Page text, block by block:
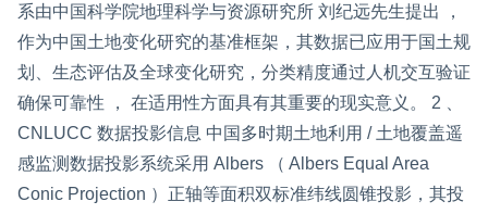
系由中国科学院地理科学与资源研究所 刘纪远先生提出 ，
作为中国土地变化研究的基准框架，其数据已应用于国土规
划、生态评估及全球变化研究，分类精度通过人机交互验证
确保可靠性 ， 在适用性方面具有其重要的现实意义。 2 、
CNLUCC 数据投影信息 中国多时期土地利用 / 土地覆盖遥
感监测数据投影系统采用 Albers （ Albers Equal Area
Conic Projection ）正轴等面积双标准纬线圆锥投影，其投